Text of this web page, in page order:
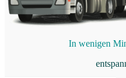
In wenigen